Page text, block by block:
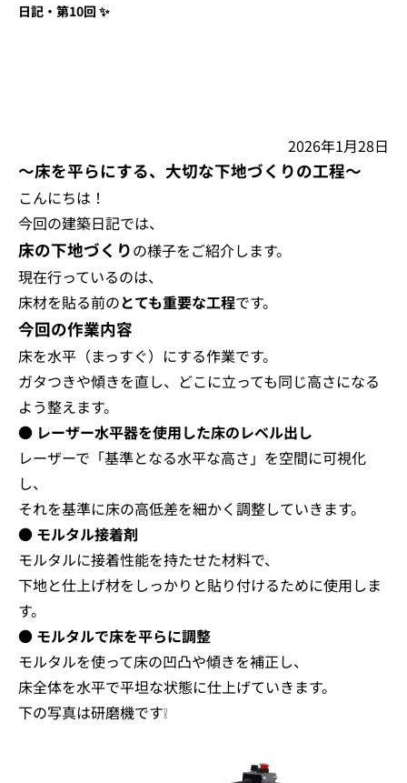
日記・第10回 ✨
2026年1月28日
～床を平らにする、大切な下地づくりの工程～
こんにちは！
今回の建築日記では、
床の下地づくりの様子をご紹介します。
現在行っているのは、
床材を貼る前のとても重要な工程です。
今回の作業内容
床を水平（まっすぐ）にする作業です。
ガタつきや傾きを直し、どこに立っても同じ高さになる
よう整えます。
● レーザー水平器を使用した床のレベル出し
レーザーで「基準となる水平な高さ」を空間に可視化
し、
それを基準に床の高低差を細かく調整していきます。
● モルタル接着剤
モルタルに接着性能を持たせた材料で、
下地と仕上げ材をしっかりと貼り付けるために使用しま
す。
● モルタルで床を平らに調整
モルタルを使って床の凹凸や傾きを補正し、
床全体を水平で平坦な状態に仕上げていきます。
下の写真は研磨機です❕